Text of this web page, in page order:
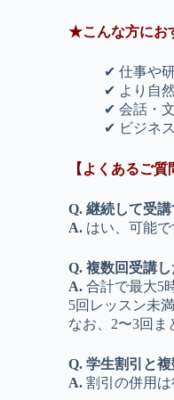
★こんな方にお
✔ 仕事や
✔ より自
✔ 会話・
✔ ビジネ
【よくあるご質
Q. 継続して受
A. はい、可能
Q. 複数回受講
A.合計で最大5
5回レッスン未
なお、2〜3回ま
Q. 学生割引と
A.割引の併用